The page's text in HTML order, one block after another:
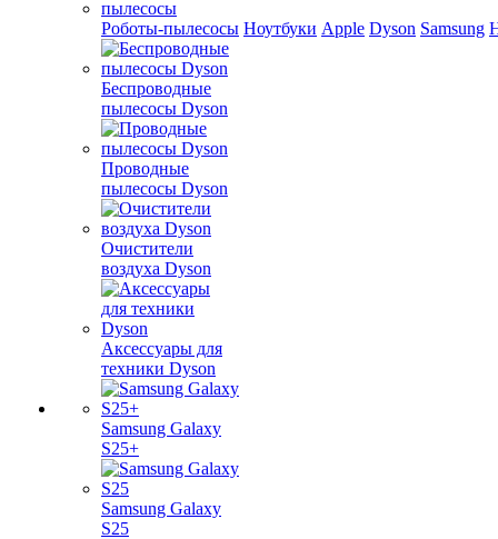
Роботы-пылесосы
Беспроводные
пылесосы Dyson
Проводные
пылесосы Dyson
Очистители
воздуха Dyson
Аксессуары для
техники Dyson
Samsung Galaxy
S25+
Samsung Galaxy
S25
Ноутбуки Apple Dyson Samsung